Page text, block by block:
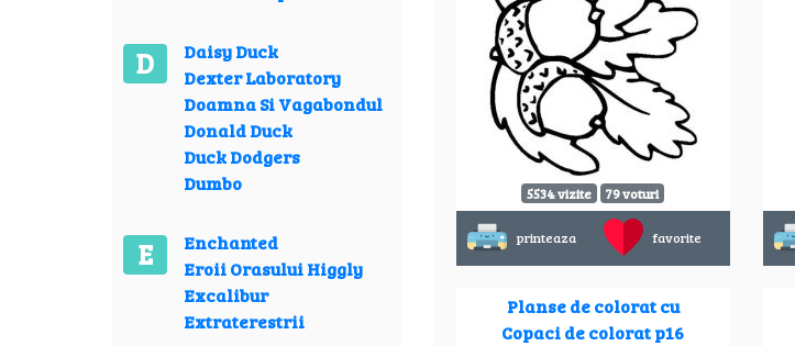
D
Daisy Duck
Dexter Laboratory
Doamna Si Vagabondul
Donald Duck
Duck Dodgers
Dumbo
E
Enchanted
Eroii Orasului Higgly
Excalibur
Extraterestrii
5534 vizite 79 voturi
printeaza favorite
Planse de colorat cu
Copaci de colorat p16